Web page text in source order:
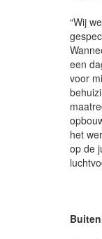
“Wij
een
voor
het
op de